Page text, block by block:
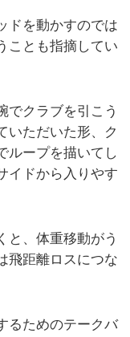
ドを動かすのでは
ことも指摘してい
でクラブを引こう
いただいた形、ク
ループを描いてし
イドから入りやす
と、体重移動がう
飛距離ロスにつな
るためのテークバ